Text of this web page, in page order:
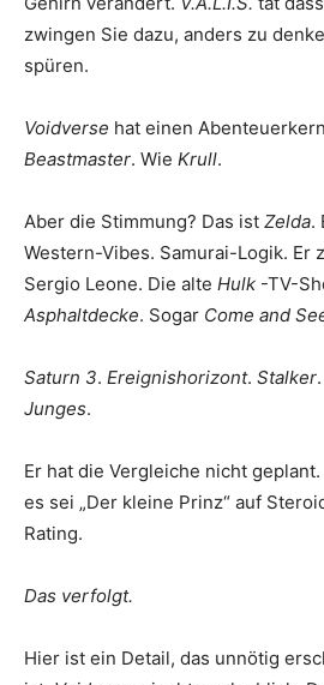
zwingen Sie dazu, anders zu
spüren.
Voidverse hat einen
Beastmaster. Wie Krull.
Aber die Stimmung? Das ist Zelda.
Western-Vibes. Samurai-Logik. Er
Sergio Leone. Die alte Hulk -TV-
Asphaltdecke. Sogar Come and
Saturn 3. Ereignishorizont. Stalker.
Junges.
Er hat die Vergleiche nicht
es sei „Der kleine Prinz“ auf
Rating.
Das verfolgt.
Hier ist ein Detail, das unnötig